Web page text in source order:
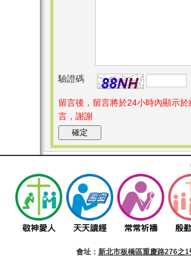
驗證碼
留言後，留言將於24小時內顯示
言，謝謝
會址： 新北市板橋區重慶路276之1